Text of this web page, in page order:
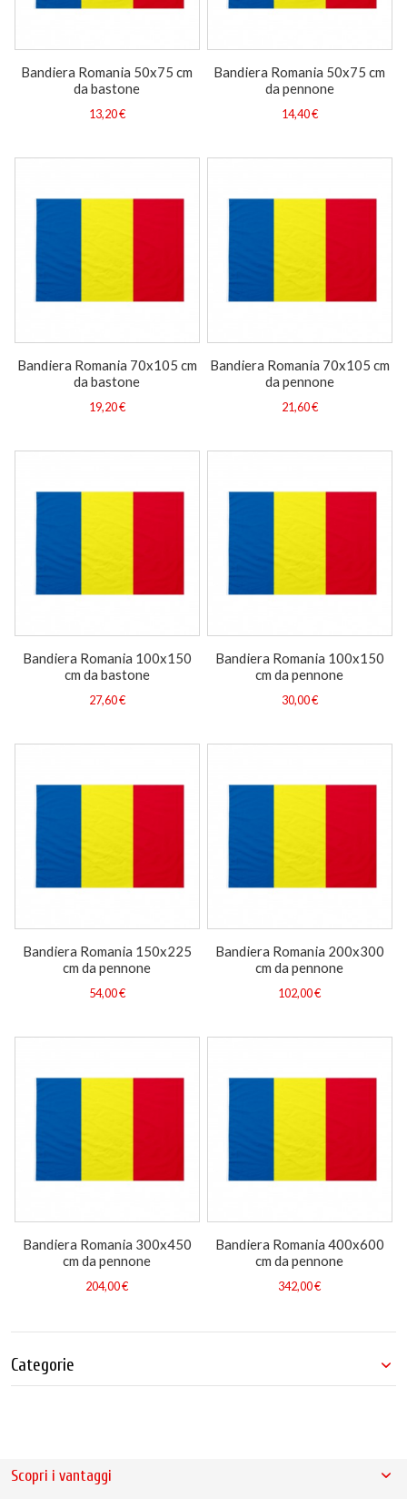
Bandiera Romania 50x75 cm
da bastone
13,20 €
Bandiera Romania 50x75 cm
da pennone
14,40 €
Bandiera Romania 70x105 cm
da bastone
19,20 €
Bandiera Romania 70x105 cm
da pennone
21,60 €
Bandiera Romania 100x150
cm da bastone
27,60 €
Bandiera Romania 100x150
cm da pennone
30,00 €
Bandiera Romania 150x225
cm da pennone
54,00 €
Bandiera Romania 200x300
cm da pennone
102,00 €
Bandiera Romania 300x450
cm da pennone
204,00 €
Bandiera Romania 400x600
cm da pennone
342,00 €
Categorie
Scopri i vantaggi